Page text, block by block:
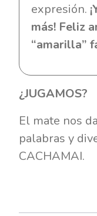
expresión.
más! Feliz
“amarilla”
¿JUGAMOS?
El mate nos
palabras y
CACHAMAI.